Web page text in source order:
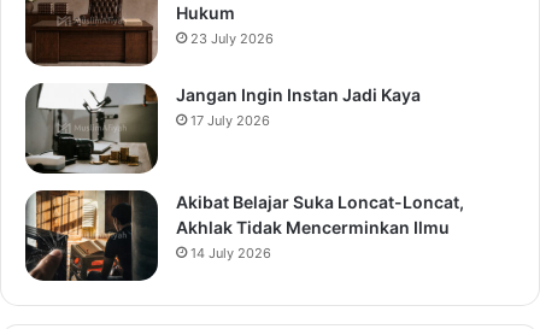
Hukum
23 July 2026
Jangan Ingin Instan Jadi Kaya
17 July 2026
Akibat Belajar Suka Loncat-Loncat,
Akhlak Tidak Mencerminkan Ilmu
14 July 2026